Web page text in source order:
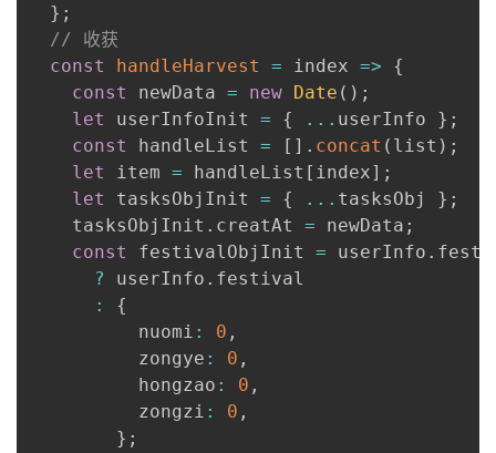
} ;
// 收获
const
handleHarvest = index =>
{
const
newData = new Date ( ) ;
let
userInfoInit = { ... userInfo } ;
const
handleList = [ ] . concat ( list ) ;
let
item = handleList [ index] ;
let
tasksObjInit = { ... tasksObj } ;
    tasksObjInit
. creatAt = newData ;
const
festivalObjInit = userInfo .
?
userInfo . festival
:
{
          nuomi
: 0 ,
          zongye
: 0 ,
          hongzao
: 0 ,
          zongzi
: 0 ,
} ;